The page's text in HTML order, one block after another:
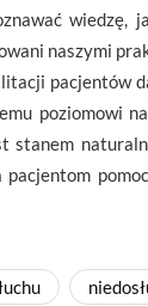
wiedzę,
naszymi
pacjentów
poziomowi
stanem